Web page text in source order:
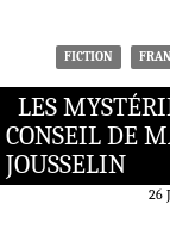
FICTION
LES
CONSEIL DE
JOUSSELIN
26